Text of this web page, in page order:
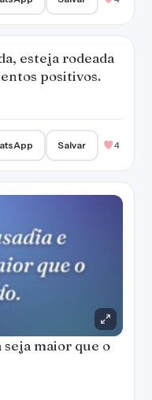
esteja rodeada
positivos.
Salvar 4
seja maior que o